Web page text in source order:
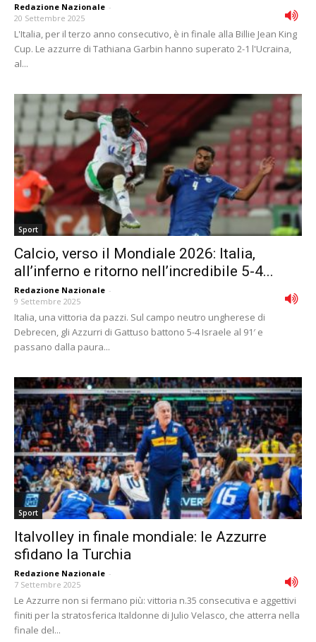
Redazione Nazionale -
20 Settembre 2025
L'Italia, per il terzo anno consecutivo, è in finale alla Billie Jean King
Cup. Le azzurre di Tathiana Garbin hanno superato 2-1 l'Ucraina,
al...
Sport
Calcio, verso il Mondiale 2026: Italia,
all’inferno e ritorno nell’incredibile 5-4...
Redazione Nazionale -
9 Settembre 2025
Italia, una vittoria da pazzi. Sul campo neutro ungherese di
Debrecen, gli Azzurri di Gattuso battono 5-4 Israele al 91′ e
passano dalla paura...
Sport
Italvolley in finale mondiale: le Azzurre
sfidano la Turchia
Redazione Nazionale -
7 Settembre 2025
Le Azzurre non si fermano più: vittoria n.35 consecutiva e aggettivi
finiti per la stratosferica Italdonne di Julio Velasco, che atterra nella
finale del...